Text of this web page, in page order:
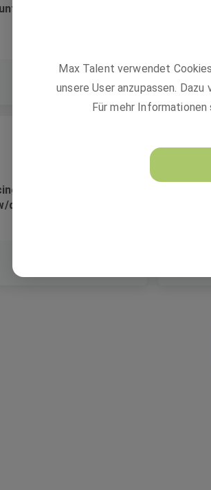
pAV/bAV
& Analytics
d)
Max Talent verwendet
unsere User anzupassen.
Für mehr Informationen